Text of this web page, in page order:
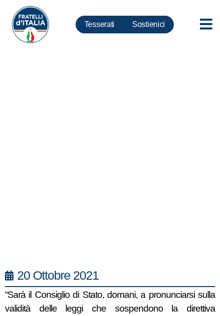
Tesserati Sostienici
20 Ottobre 2021
“Sarà il Consiglio di Stato, domani, a pronunciarsi sulla
validità delle leggi che sospendono la direttiva